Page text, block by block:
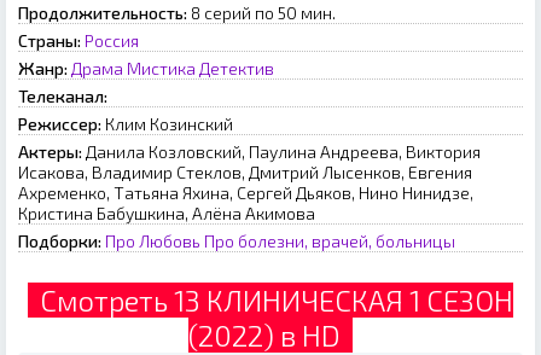
Продолжительность: 8 серий по 50 мин.
Страны: Россия
Жанр: Драма Мистика Детектив
Телеканал:
Режиссер: Клим Козинский
Актеры: Данила Козловский, Паулина Андреева, Виктория
Исакова, Владимир Стеклов, Дмитрий Лысенков, Евгения
Ахременко, Татьяна Яхина, Сергей Дьяков, Нино Нинидзе,
Кристина Бабушкина, Алёна Акимова
Подборки: Про Любовь Про болезни, врачей, больницы
Смотреть 13 КЛИНИЧЕСКАЯ 1 СЕЗОН
(2022) в HD